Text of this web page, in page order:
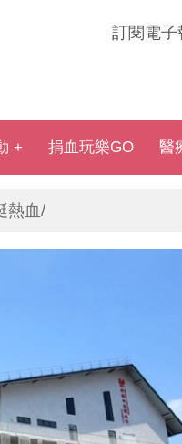
訂閱電子
捐血玩樂GO 醫
熱血/